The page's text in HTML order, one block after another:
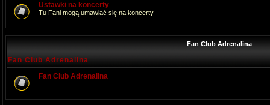
Ustawki na koncerty
Tu Fani mogą umawiać się na koncerty
Fan Club Adrenalina
Fan Club Adrenalina
Fan Club Adrenalina